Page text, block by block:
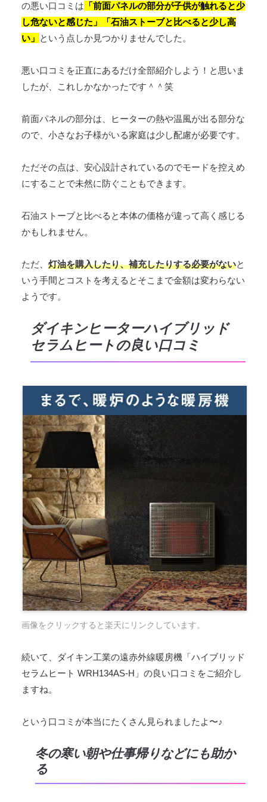
の悪い口コミは 「前面パネルの部分が子供が触れると少
し危ないと感じた」「石油ストーブと比べると少し高
い」 という点しか見つかりませんでした。
悪い口コミを正直にあるだけ全部紹介しよう！と思いま
したが、これしかなかったです＾＾笑
前面パネルの部分は、ヒーターの熱や温風が出る部分な
ので、小さなお子様がいる家庭は少し配慮が必要です。
ただその点は、安心設計されているのでモードを控えめ
にすることで未然に防ぐこともできます。
石油ストーブと比べると本体の価格が違って高く感じる
かもしれません。
ただ、 灯油を購入したり、補充したりする必要がないと
いう手間とコストを考えるとそこまで金額は変わらない
ようです。
ダイキンヒーターハイブリッド
セラムヒートの良い口コミ
画像をクリックすると楽天にリンクしています。
続いて、ダイキン工業の遠赤外線暖房機「ハイブリッド
セラムヒート WRH134AS-H」の良い口コミをご紹介し
ますね。
という口コミが本当にたくさん見られましたよ〜♪
冬の寒い朝や仕事帰りなどにも助か
る